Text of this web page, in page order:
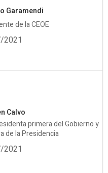
Garamendi
de la CEOE
Calvo
primera del Gobierno y
de la Presidencia